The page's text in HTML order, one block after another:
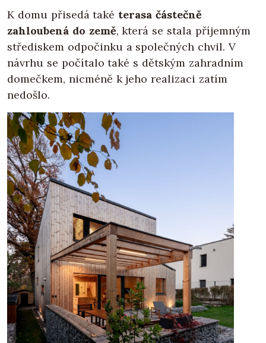
K domu přisedá také terasa částečně
zahloubená do země, která se stala příjemným
střediskem odpočinku a společných chvil. V
návrhu se počítalo také s dětským zahradním
domečkem, nicméně k jeho realizaci zatím
nedošlo.